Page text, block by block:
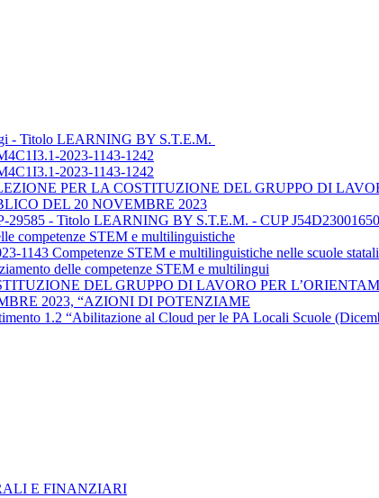
- Titolo LEARNING BY S.T.E.M.
2023-1143-1242
2023-1143-1242
PER LA COSTITUZIONE DEL GRUPPO DI
DEL 20 NOVEMBRE 2023
- Titolo LEARNING BY S.T.E.M. - CUP
competenze STEM e multilinguistiche
Competenze STEM e multilinguistiche nelle scuole
delle competenze STEM e multilingui
DEL GRUPPO DI LAVORO PER
2023, “AZIONI DI POTENZIAME
1.2 “Abilitazione al Cloud per le PA Locali Scuole
E FINANZIARI